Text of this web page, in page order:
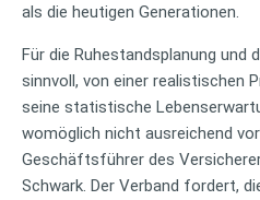
als die heutigen Generationen.
Für die Ruhestandsplanung und
sinnvoll, von einer realistischen
seine statistische
womöglich nicht ausreichend
Geschäftsführer des
Schwark. Der Verband fordert,